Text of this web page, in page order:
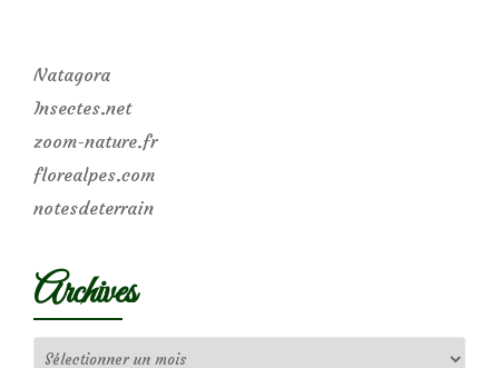
Natagora
Insectes.net
zoom-nature.fr
florealpes.com
notesdeterrain
Archives